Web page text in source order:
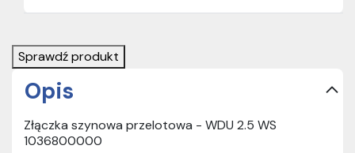
Sprawdź produkt
Opis
Złączka szynowa przelotowa - WDU 2.5 WS
1036800000